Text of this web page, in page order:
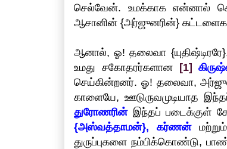
செல்வேன். உமக்காக என்னால்
ஆசானின் {அர்ஜுனரின்}
ஆனால், ஓ! தலைவா
உமது சகோதரர்களான
[1]
செய்கின்றனர். ஓ! தலைவா,
காளையே, ஊடுருவமுடியாத
துரோணரின்இந்தப் படைக்குள்
{அஸ்வத்தாமன்}, கர்ணன்
துருப்புகளை நம்பிக்கொண்டு,